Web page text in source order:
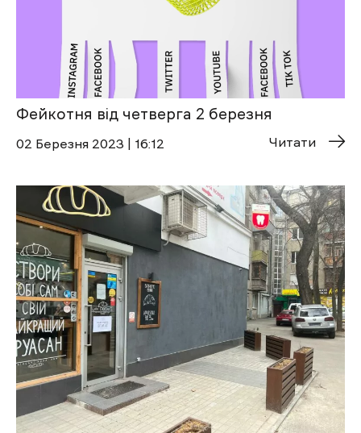
Фейкотня від четверга 2 березня
02 Березня 2023 | 16:12 Читати